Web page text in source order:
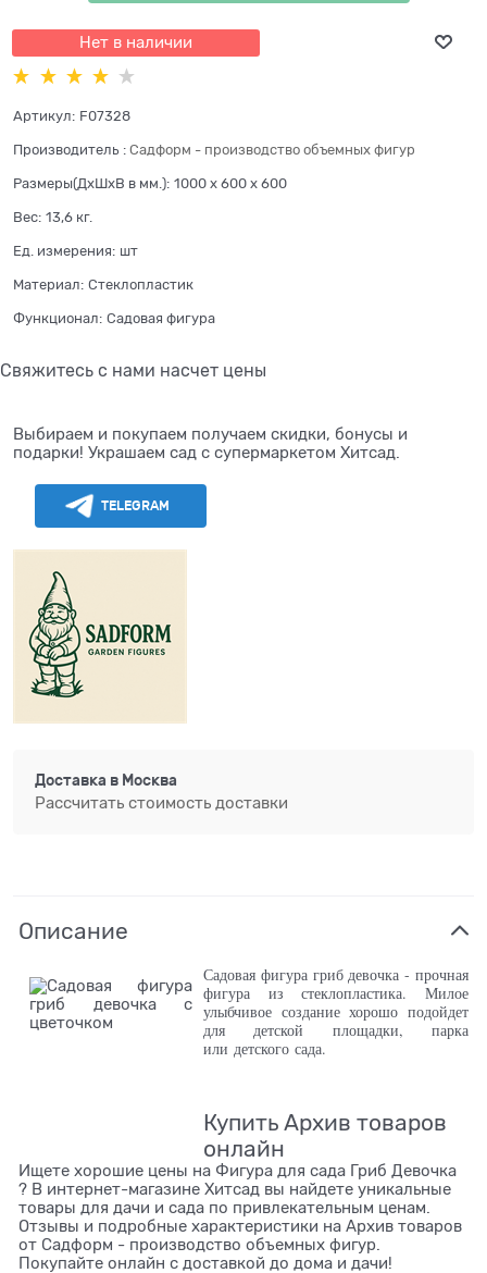
Нет в наличии
Артикул: F07328
Производитель : Садформ - производство объемных фигур
Размеры(ДхШхВ в мм.): 1000 x 600 x 600
Вес: 13,6 кг.
Ед. измерения: шт
Материал: Стеклопластик
Функционал: Садовая фигура
Свяжитесь с нами насчет цены
Выбираем и покупаем получаем скидки, бонусы и
подарки! Украшаем сад с супермаркетом Хитсад.
TELEGRAM
Доставка в Москва
Рассчитать стоимость доставки
Описание
Садовая фигура гриб девочка - прочная
фигура из стеклопластика. Милое
улыбчивое создание хорошо подойдет
для детской площадки, парка
или детского сада.
Купить Архив товаров
онлайн
Ищете хорошие цены на Фигура для сада Гриб Девочка
? В интернет-магазине Хитсад вы найдете уникальные
товары для дачи и сада по привлекательным ценам.
Отзывы и подробные характеристики на Архив товаров
от Садформ - производство объемных фигур.
Покупайте онлайн с доставкой до дома и дачи!